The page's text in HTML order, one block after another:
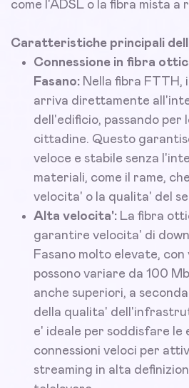
come l'ADSL o la fibra mista a
Caratteristiche principali
Connessione in fibra
Fasano: Nella fibra FTTH,
arriva direttamente
dell'edificio, passando
cittadine. Questo
veloce e stabile senza
materiali, come il rame,
velocita' o la qualita' del
Alta velocita': La fibra
garantire velocita' di
Fasano molto elevate,
possono variare da 100
anche superiori, a
della qualita'
e' ideale per soddisfare le
connessioni veloci per
streaming in alta